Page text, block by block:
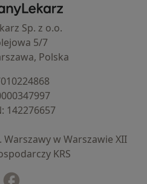
ZnanyLekarz - Strona główna
Sp. z o.o.
5/7
Polska
⁠142276657
w Warszawie XII
KRS